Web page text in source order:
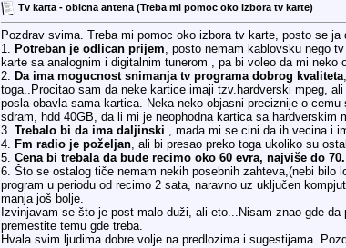
Tv karta - obicna antena (Treba mi pomoc oko izbora tv karte)
Pozdrav svima. Treba mi pomoc oko izbora tv karte, posto se
1. Potreban je odlican prijem, posto nemam kablovsku nego
karte sa analognim i digitalnim tunerom , pa bi voleo da mi
2. Da ima mogucnost snimanja tv programa dobrog kvaliteta
toga..Procitao sam da neke kartice imaji tzv.hardverski mpeg,
posla obavla sama kartica. Neka neko objasni preciznije o
sdram, hdd 40GB, da li mi je neophodna kartica sa hardverskim
3. Trebalo bi da ima daljinski , mada mi se cini da ih vecina i
4. Fm radio je poželjan, ali bi presao preko toga ukoliko su
5. Cena bi trebala da bude recimo oko 60 evra, najviše do 70.
6. Što se ostalog tiče nemam nekih posebnih zahteva,(nebi bilo
program u periodu od recimo 2 sata, naravno uz uključen
manja još bolje.
Izvinjavam se što je post malo duži, ali eto...Nisam znao gde
premestite temu gde treba.
Hvala svim ljudima dobre volje na predlozima i sugestijama.